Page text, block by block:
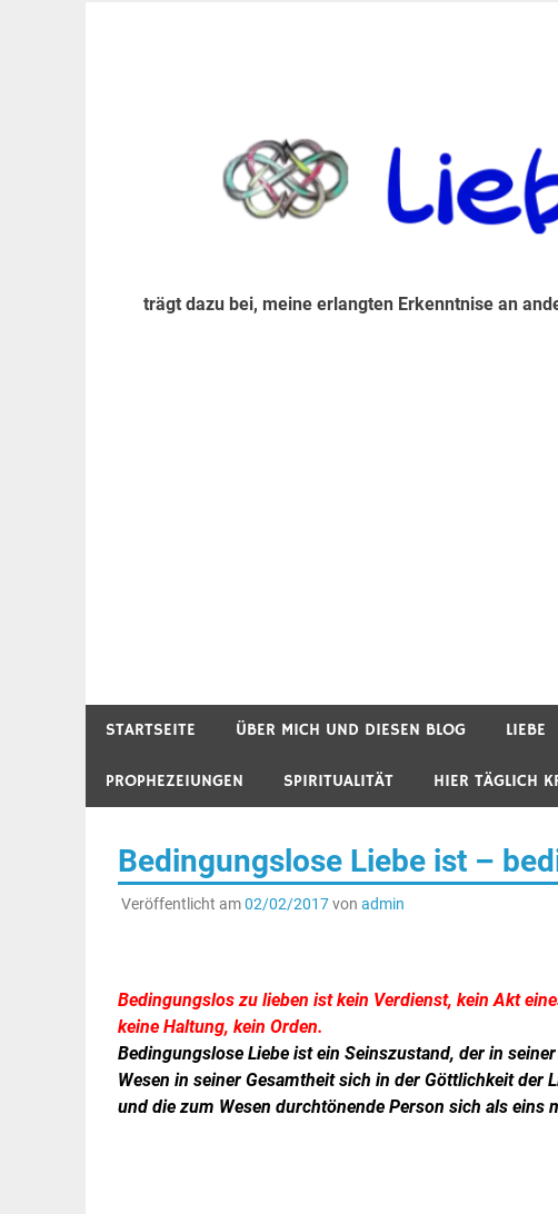
trägt dazu bei, meine erlangten Erkenntnise an
STARTSEITE ÜBER MICH UND DIESEN BLOG LIEBE
PROPHEZEIUNGEN SPIRITUALITÄT HIER TÄGLICH
Bedingungslose Liebe ist –
Veröffentlicht am02/02/2017von admin
Bedingungslos zu lieben ist kein Verdienst, kein Akt
keine Haltung, kein Orden.
Bedingungslose Liebe ist ein Seinszustand, der in
Wesen in seiner Gesamtheit sich in der Göttlichkeit der
und die zum Wesen durchtönende Person sich als